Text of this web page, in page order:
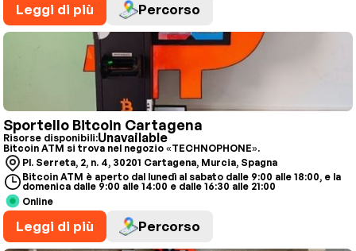
Leggi di più Percorso
Sportello Bitcoin Cartagena
Risorse disponibili:Unavailable
Bitcoin ATM si trova nel negozio «TECHNOPHONE».
Pl. Serreta, 2, n. 4, 30201 Cartagena, Murcia, Spagna
Bitcoin ATM è aperto dal lunedì al sabato dalle 9:00 alle 18:00, e la
domenica dalle 9:00 alle 14:00 e dalle 16:30 alle 21:00
Online
Leggi di più Percorso